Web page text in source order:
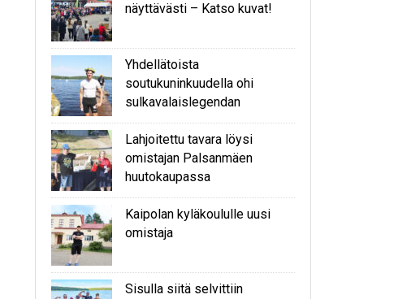
näyttävästi – Katso kuvat!
Yhdellätoista
soutukuninkuudella ohi
sulkavalaislegendan
Lahjoitettu tavara löysi
omistajan Palsanmäen
huutokaupassa
Kaipolan kyläkoululle uusi
omistaja
Sisulla siitä selvittiin